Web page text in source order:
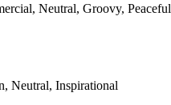
Neutral, Groovy, Peaceful
Neutral, Inspirational